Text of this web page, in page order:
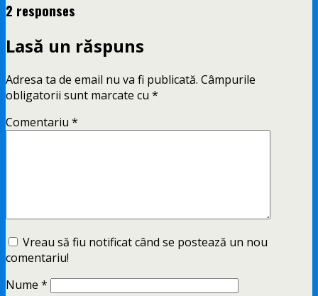
2 responses
Lasă un răspuns
Adresa ta de email nu va fi publicată. Câmpurile
obligatorii sunt marcate cu *
Comentariu *
Vreau să fiu notificat când se postează un nou
comentariu!
Nume *